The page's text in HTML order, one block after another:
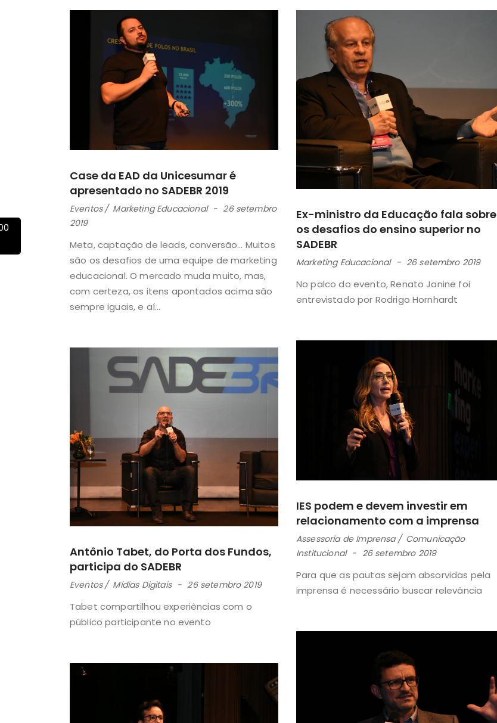
Case da EAD da Unicesumar é
apresentado no SADEBR 2019
Eventos Marketing Educacional
26 setembro
2019
Meta, captação de leads, conversão… Muitos
são os desafios de uma equipe de marketing
educacional. O mercado muda muito, mas,
com certeza, os itens apontados acima são
sempre iguais, e aí...
Ex-ministro da Educação fala sobre
os desafios do ensino superior no
SADEBR
Marketing Educacional 26 setembro 2019
No palco do evento, Renato Janine foi
entrevistado por Rodrigo Hornhardt
IES podem e devem investir em
relacionamento com a imprensa
Assessoria de Imprensa
Comunicação
Institucional
26 setembro 2019
Para que as pautas sejam absorvidas pela
imprensa é necessário buscar relevância
Antônio Tabet, do Porta dos Fundos,
participa do SADEBR
Eventos Mídias Digitais 26 setembro 2019
Tabet compartilhou experiências com o
público participante no evento